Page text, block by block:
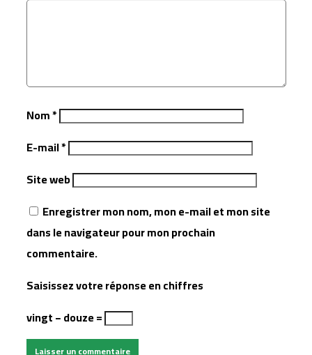
Nom*
E-mail*
Site web
Enregistrer mon nom, mon e-mail et mon site
dans le navigateur pour mon prochain
commentaire.
Saisissez votre réponse en chiffres
vingt − douze =